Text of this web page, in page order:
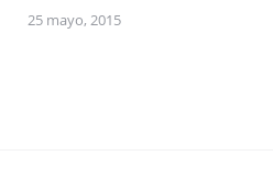
25 mayo, 2015